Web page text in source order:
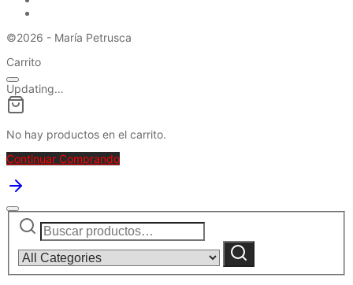
©2026 - María Petrusca
Carrito
Updating…
No hay productos en el carrito.
Continuar Comprando
Buscar
por:
category:
Buscar